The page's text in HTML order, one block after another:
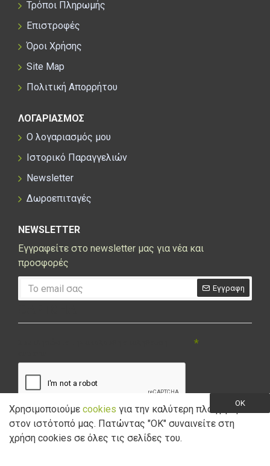
Τρόποι Πληρωμής
Επιστροφές
Όροι Χρήσης
Site Map
Πολιτική Απορρήτου
ΛΟΓΑΡΙΑΣΜΟΣ
Ο λογαριασμός μου
Ιστορικό Παραγγελιών
Newsletter
Δωροεπιταγές
NEWSLETTER
Εγγραφείτε στο newsletter μας για νέα και
προσφορές
Εγγραφη
Έχω διαβάσει και αποδέχομαι την Πολιτική Απορρήτου
OK
Χρησιμοποιούμε cookies για την καλύτερη πλοήγηση
στον ιστότοπό μας. Πατώντας "ΟK" συναινείτε στη
χρήση cookies σε όλες τις σελίδες του.
Filter Products